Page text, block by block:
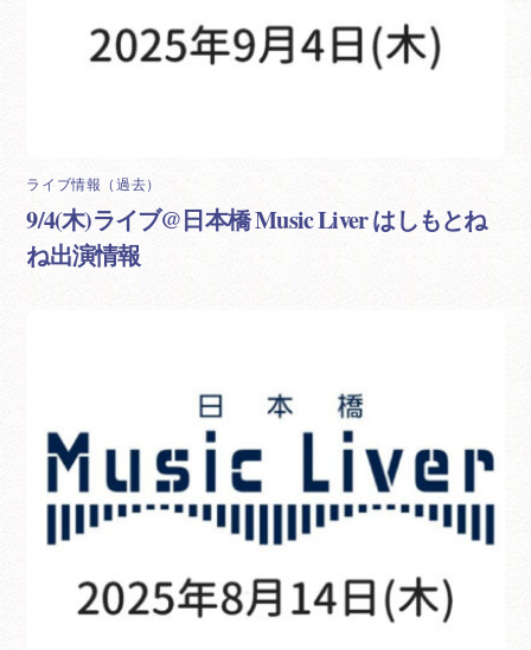
ライブ情報（過去）
9/4(木)ライブ@日本橋 Music Liver はしもとね
ね出演情報